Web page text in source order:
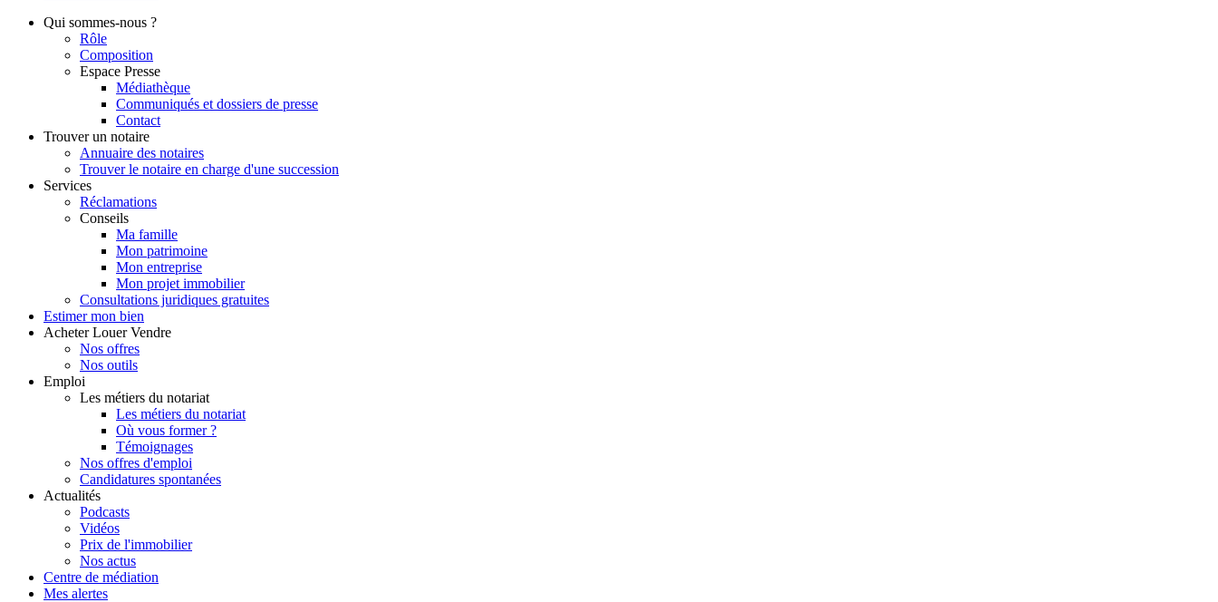
Qui sommes-nous ?
Rôle
Composition
Espace Presse
Médiathèque
Communiqués et dossiers de presse
Contact
Trouver un notaire
Annuaire des notaires
Trouver le notaire en charge d'une succession
Services
Réclamations
Conseils
Ma famille
Mon patrimoine
Mon entreprise
Mon projet immobilier
Consultations juridiques gratuites
Estimer mon bien
Acheter Louer Vendre
Nos offres
Nos outils
Emploi
Les métiers du notariat
Les métiers du notariat
Où vous former ?
Témoignages
Nos offres d'emploi
Candidatures spontanées
Actualités
Podcasts
Vidéos
Prix de l'immobilier
Nos actus
Centre de médiation
Mes alertes